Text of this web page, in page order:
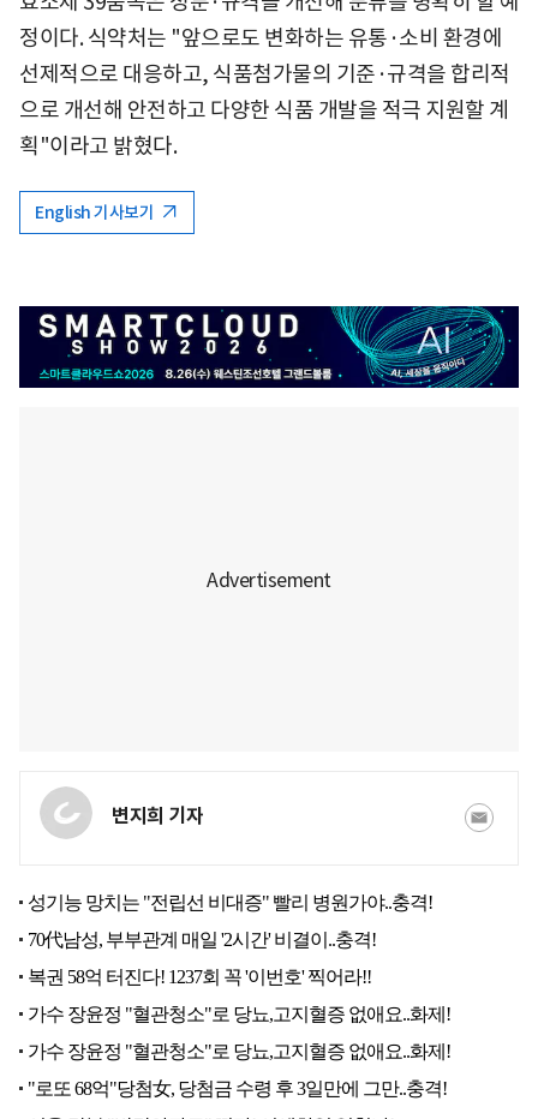
정이다. 식약처는 "앞으로도 변화하는 유통·소비 환경에
선제적으로 대응하고, 식품첨가물의 기준·규격을 합리적
으로 개선해 안전하고 다양한 식품 개발을 적극 지원할 계
획"이라고 밝혔다.
English 기사보기
변지희 기자